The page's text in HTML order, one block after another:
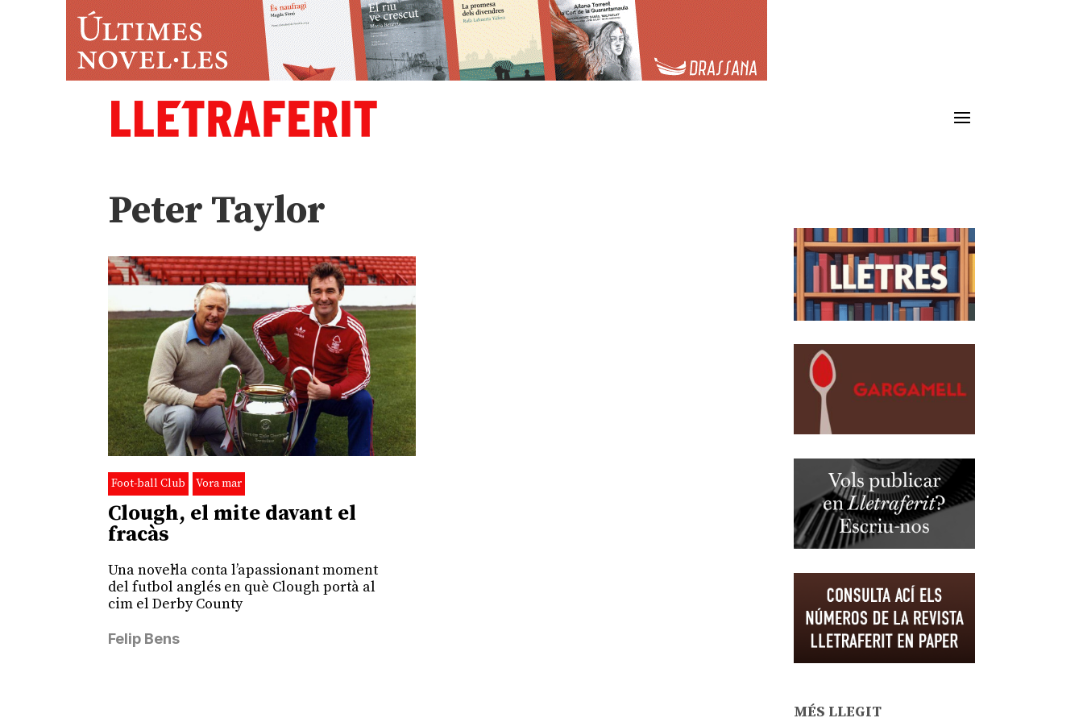
Peter Taylor
Foot-ball Club Vora mar
Clough, el mite davant el
fracàs
Una novel·la conta l’apassionant moment
del futbol anglés en què Clough portà al
cim el Derby County
Felip Bens
MÉS LLEGIT